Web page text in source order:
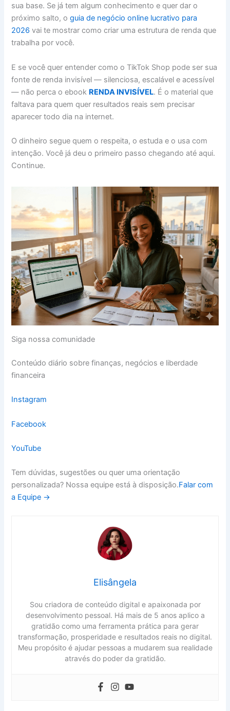
sua base. Se já tem algum conhecimento e quer dar o
próximo salto, oguia de negócio online lucrativo para
2026 vai te mostrar como criar uma estrutura de renda que
trabalha por você.
E se você quer entender como o TikTok Shop pode ser sua
fonte de renda invisível — silenciosa, escalável e acessível
— não perca o ebook RENDA INVISÍVEL. É o material que
faltava para quem quer resultados reais sem precisar
aparecer todo dia na internet.
O dinheiro segue quem o respeita, o estuda e o usa com
intenção. Você já deu o primeiro passo chegando até aqui.
Continue.
Siga nossa comunidade
Conteúdo diário sobre finanças, negócios e liberdade
financeira
Instagram
Facebook
YouTube
Tem dúvidas, sugestões ou quer uma orientação
personalizada? Nossa equipe está à disposição.Falar com
a Equipe →
Elisângela
Sou criadora de conteúdo digital e apaixonada por
desenvolvimento pessoal. Há mais de 5 anos aplico a
gratidão como uma ferramenta prática para gerar
transformação, prosperidade e resultados reais no digital.
Meu propósito é ajudar pessoas a mudarem sua realidade
através do poder da gratidão.